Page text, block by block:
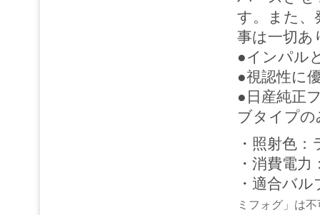
す。また、
事は一切あ
●インパル
●視認性に
●日産純正
ブタイプの
・照射色
・消費電力
・適合バ
ミフォグ」は不